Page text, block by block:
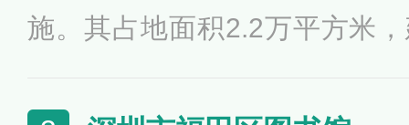
施。其占地面积2.2万平方米
华人民共和国文化部评估定